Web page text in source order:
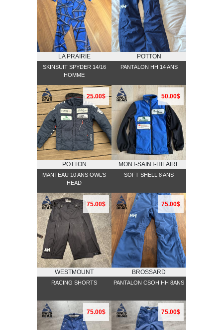
LA PRAIRIE
SKINSUIT SPYDER 14/16
HOMME
POTTON
PANTALON HH 14 ANS
25.00$
POTTON
MANTEAU 10 ANS OWL’S
HEAD
50.00$
MONT-SAINT-HILAIRE
SOFT SHELL 8 ANS
75.00$
WESTMOUNT
RACING SHORTS
75.00$
BROSSARD
PANTALON CSOH HH 8ANS
75.00$ 75.00$